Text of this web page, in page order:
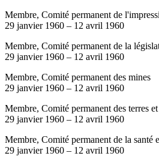
Membre, Comité permanent de
29 janvier 1960 – 12 avril 1960
Membre, Comité permanent de la
29 janvier 1960 – 12 avril 1960
Membre, Comité permanent des mines
29 janvier 1960 – 12 avril 1960
Membre, Comité permanent des terres
29 janvier 1960 – 12 avril 1960
Membre, Comité permanent de la santé
29 janvier 1960 – 12 avril 1960